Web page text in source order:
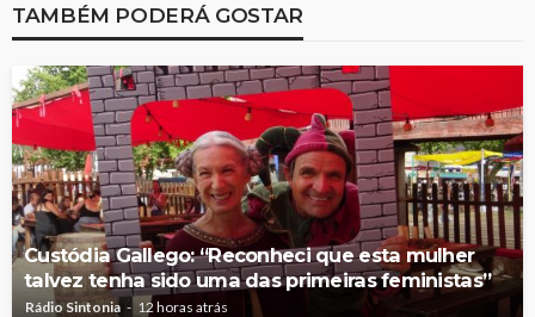
TAMBÉM PODERÁ GOSTAR
Custódia Gallego: “Reconheci que esta mulher
talvez tenha sido uma das primeiras feministas”
Rádio Sintonia 12 horas atrás